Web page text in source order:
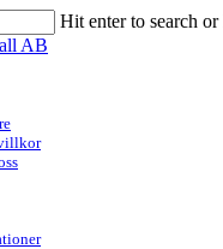
Hit enter to search